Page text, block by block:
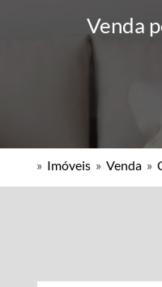
Venda
» Imóveis » Venda »